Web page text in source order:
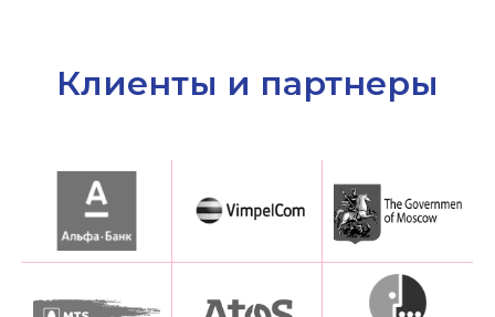
Клиенты и партнеры